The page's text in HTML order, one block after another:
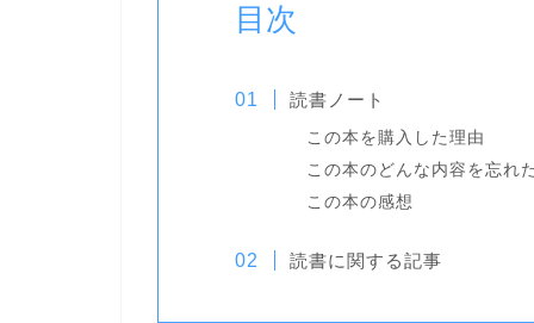
目次
読書ノート
この本を購入した理由
この本のどんな内容を忘れ
この本の感想
読書に関する記事